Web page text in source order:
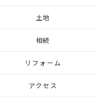
土地
相続
リフォーム
アクセス